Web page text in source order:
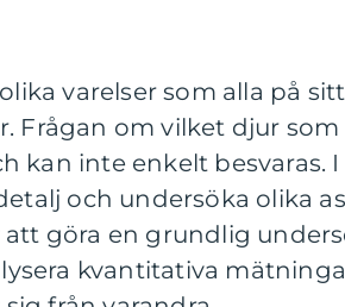
varelser som alla på
Frågan om vilket djur
kan inte enkelt besvaras.
och undersöka olika
göra en grundlig
kvantitativa